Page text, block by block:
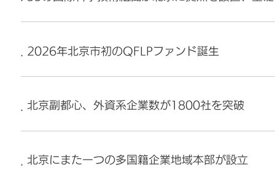
2026年北京市初のQFLPファンド誕生
北京副都心、外資系企業数が1800社を突破
北京にまた一つの多国籍企業地域本部が設立